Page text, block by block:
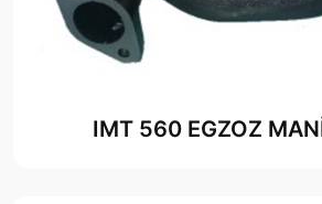
IMT 560 EGZOZ